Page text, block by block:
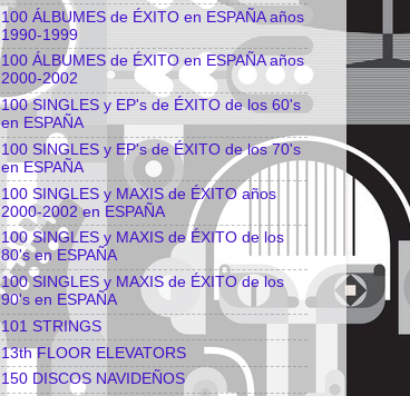
100 ÁLBUMES de ÉXITO en ESPAÑA años
1990-1999
100 ÁLBUMES de ÉXITO en ESPAÑA años
2000-2002
100 SINGLES y EP's de ÉXITO de los 60's
en ESPAÑA
100 SINGLES y EP's de ÉXITO de los 70's
en ESPAÑA
100 SINGLES y MAXIS de ÉXITO años
2000-2002 en ESPAÑA
100 SINGLES y MAXIS de ÉXITO de los
80's en ESPAÑA
100 SINGLES y MAXIS de ÉXITO de los
90's en ESPAÑA
101 STRINGS
13th FLOOR ELEVATORS
150 DISCOS NAVIDEÑOS